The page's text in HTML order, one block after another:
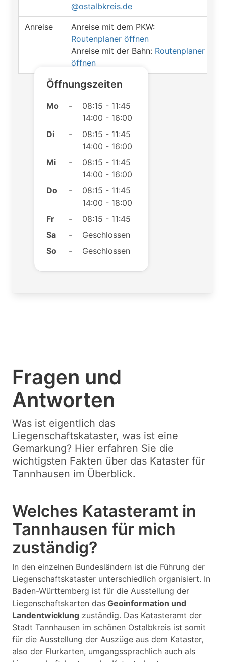
@ostalbkreis.de
Anreise
Anreise mit dem PKW:
Routenplaner öffnen
Anreise mit der Bahn: Routenplaner
öffnen
Öffnungszeiten
Mo -
08:15 - 11:45
14:00 - 16:00
Di
-
08:15 - 11:45
14:00 - 16:00
Mi
-
08:15 - 11:45
14:00 - 16:00
Do
-
08:15 - 11:45
14:00 - 18:00
Fr
-
08:15 - 11:45
Sa
-
Geschlossen
So
- Geschlossen
Fragen und
Antworten
Was ist eigentlich das
Liegenschaftskataster, was ist eine
Gemarkung? Hier erfahren Sie die
wichtigsten Fakten über das Kataster für
Tannhausen im Überblick.
Welches Katasteramt in
Tannhausen für mich
zuständig?
In den einzelnen Bundesländern ist die Führung der
Liegenschaftskataster unterschiedlich organisiert. In
Baden-Württemberg ist für die Ausstellung der
Liegenschaftskarten das Geoinformation und
Landentwicklung zuständig. Das Katasteramt der
Stadt Tannhausen im schönen Ostalbkreis ist somit
für die Ausstellung der Auszüge aus dem Kataster,
also der Flurkarten, umgangssprachlich auch als